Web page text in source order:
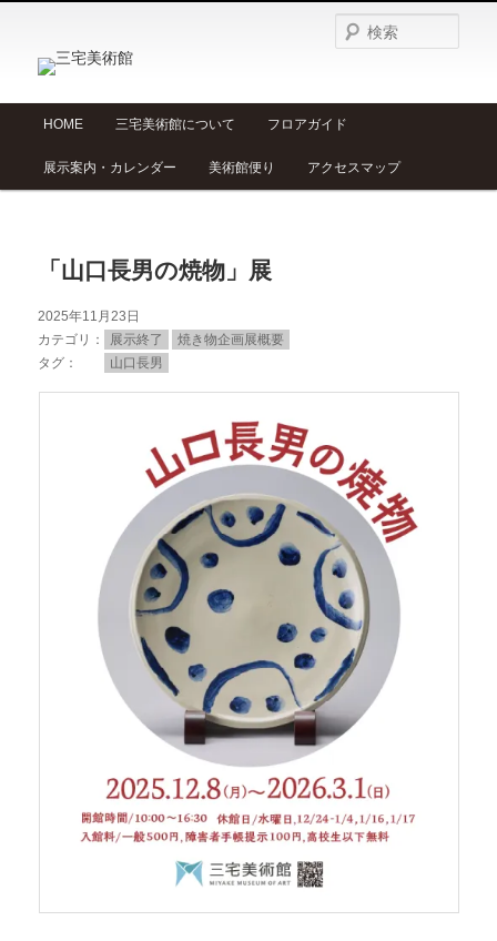
索
メ
メ
イ
コ
ン
サ
ブ
ン
テ
HOME 三宅美術館について フロアガイド
展示案内・カレンダー 美術館便り アクセスマップ
「山口長男の焼物」展
2025年11月23日
カテゴリ
展示終了
焼き物企画展概要
タグ
山口長男